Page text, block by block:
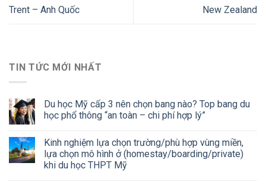
Trent – Anh Quốc
New Zealand
TIN TỨC MỚI NHẤT
Du học Mỹ cấp 3 nên chọn bang nào? Top bang du
học phổ thông “an toàn – chi phí hợp lý”
Kinh nghiệm lựa chọn trường/phù hợp vùng miền,
lựa chọn mô hình ở (homestay/boarding/private)
khi du học THPT Mỹ